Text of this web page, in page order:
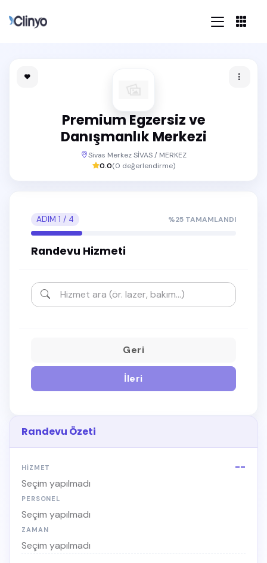
Premium Egzersiz ve
Danışmanlık Merkezi
Sivas Merkez SİVAS / MERKEZ
0.0(0 değerlendirme)
ADIM 1 / 4 %25 TAMAMLANDI
Randevu Hizmeti
Geri
İleri
Randevu Özeti
HIZMET
Seçim yapılmadı
--
PERSONEL
Seçim yapılmadı
ZAMAN
Seçim yapılmadı